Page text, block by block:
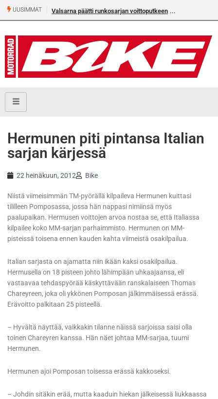
UUSIMMAT Valsarna päätti runkosarjan voittoputkeen
Hermunen piti pintansa Italian
sarjan kärjessä
22 heinäkuun, 2012 Bike
Niistä viimeisimmän TM-pyörällä kilpaileva Hermunen kuittasi
tililleen Pomposassa, jossa hän nappasi nimiinsä myös
paalupaikan. Hermusen voittojen arvoa nostaa se, että Italiassa
kilpailee koko MM-sarjan parhaimmisto. Hermunen on MM-
pisteissä toisena ennen kauden kahta viimeistä osakilpailua.
Italian sarjasta on ajamatta niin ikään kaksi osakilpailua.
Hermusella on 18 pisteen johto lähimpään uhkaajaansa, eli
vastaavaa tehdaspyörää käskyttävään ranskalaiseen Thomas
Chareyreen, joka oli ykkönen Pomposan jälkimmäisessä erässä.
Erävoitto palkitaan 25 pisteellä.
– Hyvältä näyttää, vaikkakin tilanne näissä sarjoissa saisi olla
toinen Chareyren kanssa. Hän näet johtaa MM-sarjaa, tuumi
Hermunen.
Hermunen ajoi Pomposan toisessa erässä kakkoseksi.
– Johdin sitäkin erää, mutta kaaduin hiekan jälkeisessä liukkaassa